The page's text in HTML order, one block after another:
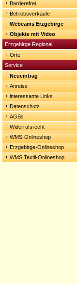
Barrierefrei
Betriebsverkäufe
Webcams Erzgebirge
Objekte mit Video
Erzgebirge Regional
Orte
Service
Neueintrag
Anreise
interessante Links
Datenschutz
AGBs
Widerrufsrecht
WMS-Onlineshop
Erzgebirge-Onlineshop
WMS Textil-Onlineshop